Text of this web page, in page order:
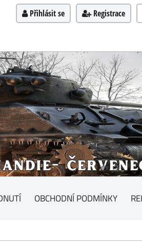
Přihlásit se Registrace
OBCHODNÍ PODMÍNKY